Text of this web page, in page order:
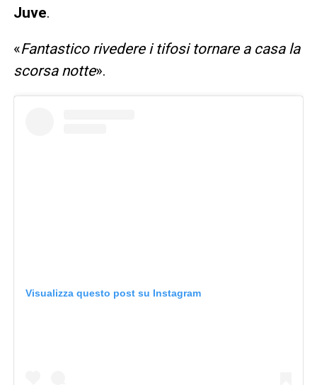
Juve.
«Fantastico rivedere i tifosi tornare a casa la
scorsa notte».
Visualizza questo post su Instagram